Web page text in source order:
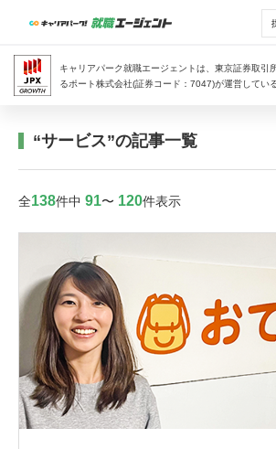
キャリアパーク就職エージェントは、東京証券取引
るポート株式会社(証券コード：7047)が運営してい
“サービス”の記事一覧
全138件中 91〜 120件表示